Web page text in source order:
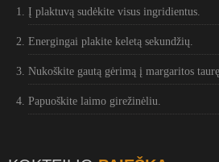
Į plaktuvą sudėkite visus ingridientus.
Energingai plakite keletą sekundžių.
Nukoškite gautą gėrimą į margaritos
Papuoškite laimo girežinėliu.